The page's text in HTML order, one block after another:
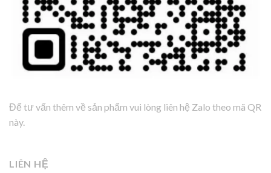
Để tư vấn thêm về sản phẩm vui lòng liên hệ Zalo theo mã QR
này.
LIÊN HỆ